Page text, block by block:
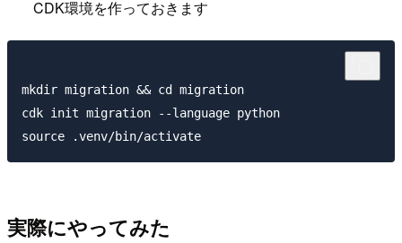
CDK環境を作っておきます
mkdir migration && cd migration
cdk init migration --language python
実際にやってみた